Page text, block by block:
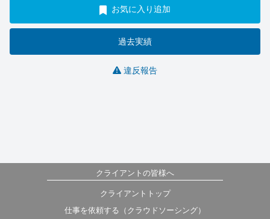
お気に入り追加
過去実績
違反報告
クライアントの皆様へ
クライアントトップ
仕事を依頼する（クラウドソーシング）